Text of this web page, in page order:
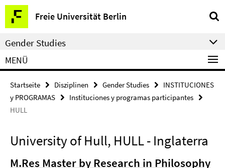
Springe
direkt
zu
Inhalt
Freie Universität Berlin
Service-
Navigation
Gender Studies
MENÜ
Startseite Disziplinen Gender Studies
INSTITUCIONES
y PROGRAMAS
Instituciones y programas participantes
HULL
University of Hull, HULL - Inglaterra
M.Res Master by Research in Philosophy